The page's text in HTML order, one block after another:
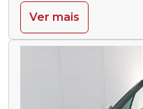
Ver mais